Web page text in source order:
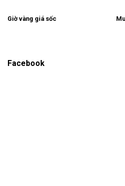
Giờ vàng giá sốc
Facebook